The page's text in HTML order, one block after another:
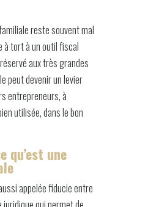
reste souvent mal
à tort à un outil fiscal
aux très grandes
peut devenir un levier
entrepreneurs, à
utilisée, dans le bon
qu’est une
appelée fiducie entre